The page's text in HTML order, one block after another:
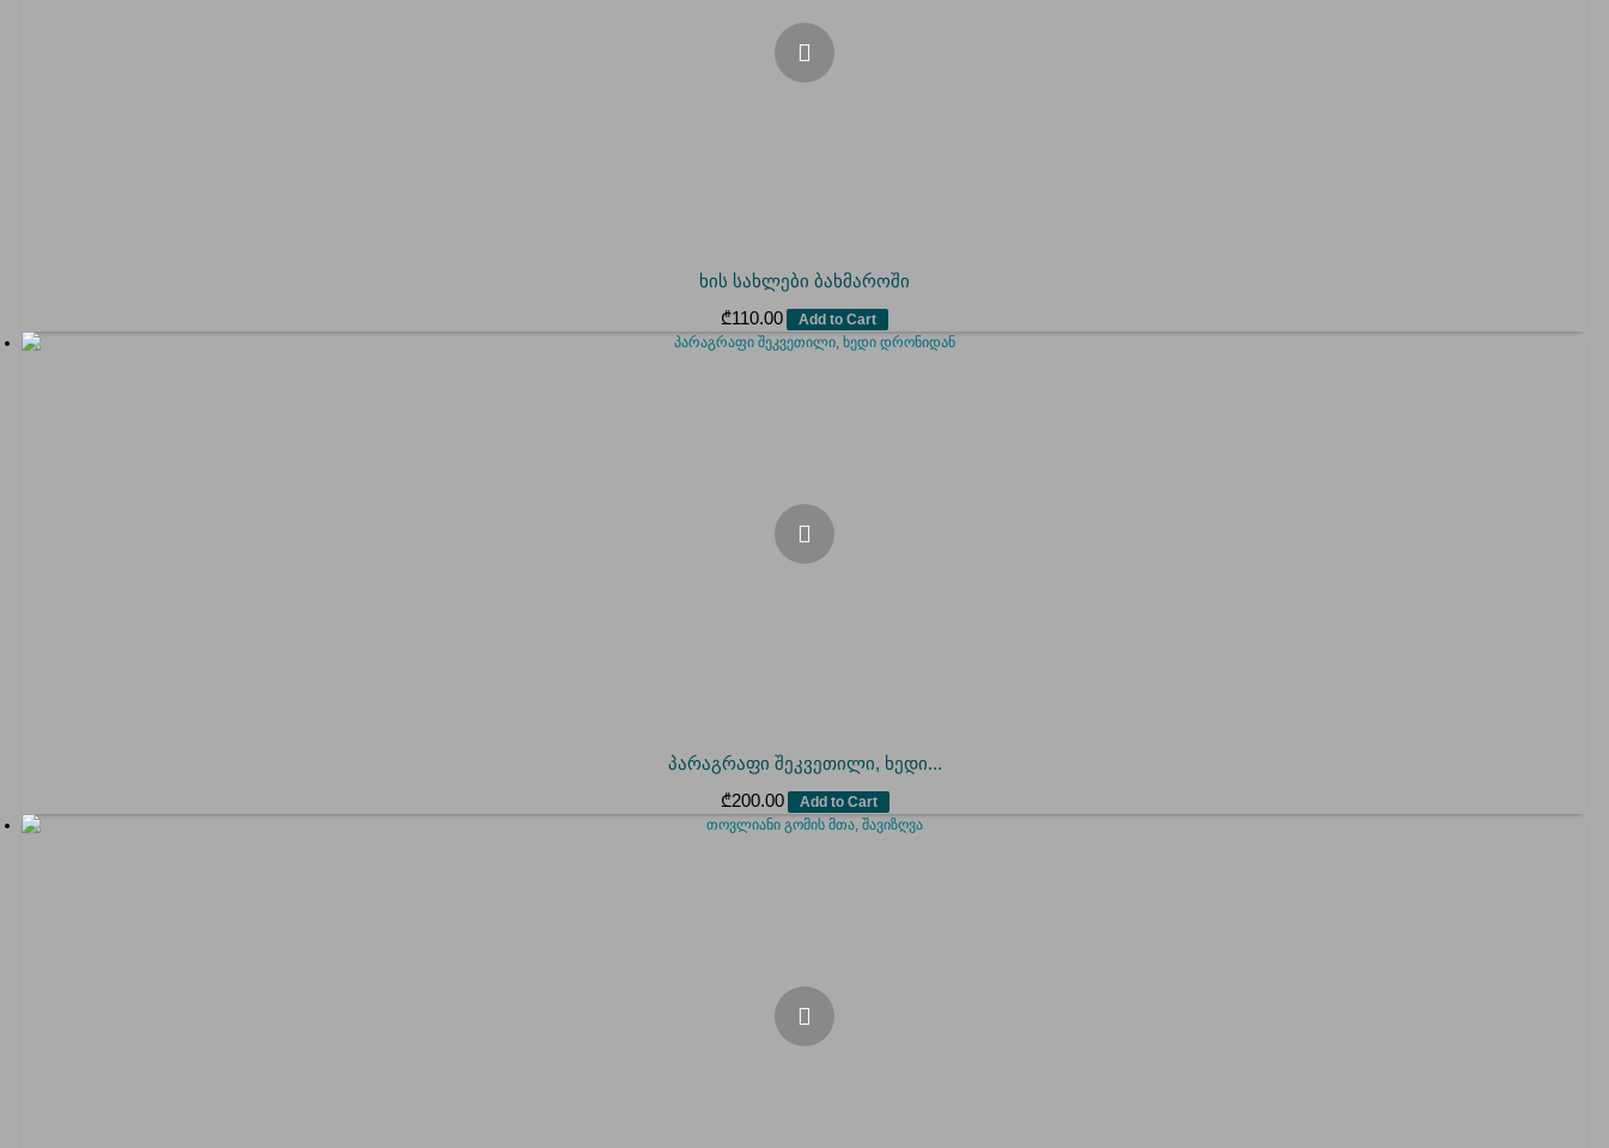
ხის სახლები ბახმაროში
₾110.00 Add to Cart
პარაგრაფი შეკვეთილი, ხედი...
₾200.00 Add to Cart